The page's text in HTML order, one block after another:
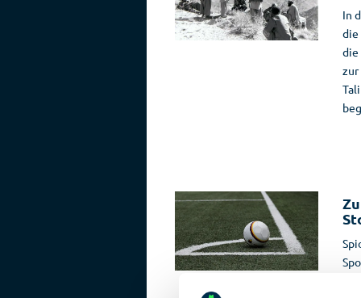
In
die
die
zur